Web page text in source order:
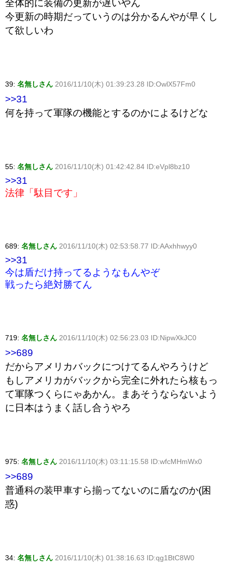
全体的に装備の更新が遅いやん
今更新の時期だっていうのは分かるんやが早くし
て欲しいわ
39: 名無しさん 2016/11/10(木) 01:39:23.28 ID:OwlX57Fm0
>>31
何を持って軍隊の機能とするのかによるけどな
55: 名無しさん 2016/11/10(木) 01:42:42.84 ID:eVpl8bz10
>>31
法律「駄目です」
689: 名無しさん 2016/11/10(木) 02:53:58.77 ID:AAxhhwyy0
>>31
今は盾だけ持ってるようなもんやぞ
戦ったら絶対勝てん
719: 名無しさん 2016/11/10(木) 02:56:23.03 ID:NipwXkJC0
>>689
だからアメリカバックにつけてるんやろうけど
もしアメリカがバックから完全に外れたら核もっ
て軍隊つくらにゃあかん。まあそうならないよう
に日本はうまく話し合うやろ
975: 名無しさん 2016/11/10(木) 03:11:15.58 ID:wfcMHmWx0
>>689
普通科の装甲車すら揃ってないのに盾なのか(困
惑)
34: 名無しさん 2016/11/10(木) 01:38:16.63 ID:qg1BtC8W0